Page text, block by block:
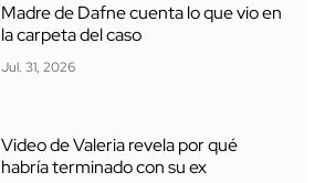
Madre de Dafne cuenta lo que vio en
la carpeta del caso
Jul. 31, 2026
Video de Valeria revela por qué
habría terminado con su ex